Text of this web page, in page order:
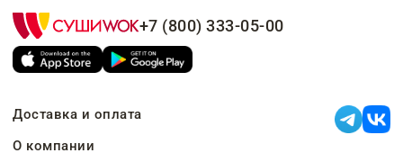
+7 (800) 333-05-00
Доставка и оплата
О компании